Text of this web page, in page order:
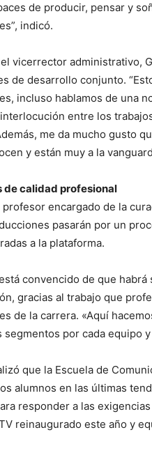
de producir, pensar y
indicó.
vicerrector administrativo,
de desarrollo conjunto.
incluso hablamos de una
entre los
me da mucho gusto
y están muy a la
de calidad profesional
profesor encargado de la
pasarán por un
a la plataforma.
convencido de que
gracias al trabajo que
de la carrera. «Aquí
segmentos por cada equipo
que la Escuela de
alumnos en las últimas
responder a las
reinaugurado este año y